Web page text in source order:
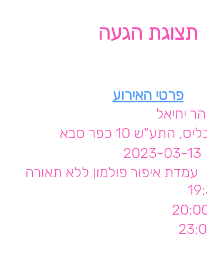
תצוגת הגעה
פרטי האירוע
יחיאל
התע"ש 10 כפר סבא
2023-03-13
עמדת איפור פולמון ללא תאורה